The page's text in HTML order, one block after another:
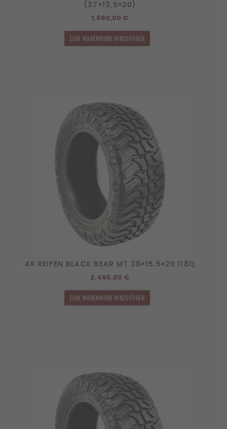
(37×13,5×20)
1.890,00 €
ZUM WARENKORB HINZUFÜGEN
4X REIFEN BLACK BEAR MT 38×15.5×20 118Q
2.495,00 €
ZUM WARENKORB HINZUFÜGEN